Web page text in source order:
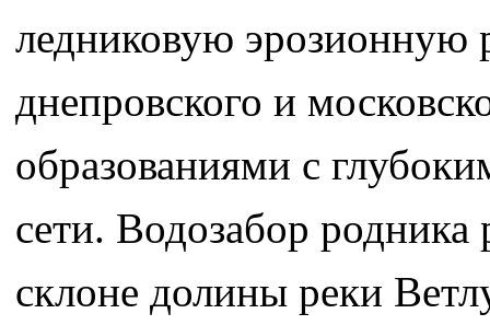
ледниковую эрозионную
днепровского и
образованиями с
сети. Водозабор
склоне долины реки